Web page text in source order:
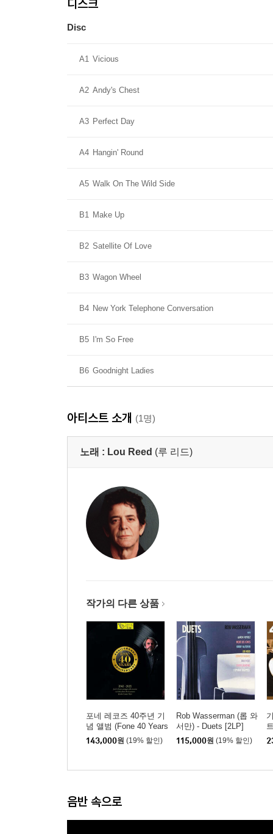
디스크
Disc
A1 Vicious
A2 Andy's Chest
A3 Perfect Day
A4 Hangin' Round
A5 Walk On The Wild Side
B1 Make Up
B2 Satellite Of Love
B3 Wagon Wheel
B4 New York Telephone Conversation
B5 I'm So Free
B6 Goodnight Ladies
아티스트 소개 (1명)
노래 : Lou Reed (루 리드)
작가의 다른 상품
포네 레코즈 40주년 기
념 앨범 (Fone 40 Years
1983-2023) [2LP]
143,000원 (19% 할인)
Rob Wasserman (롭 와
서만) - Duets [2LP]
115,000원 (19% 할인)
음반 속으로